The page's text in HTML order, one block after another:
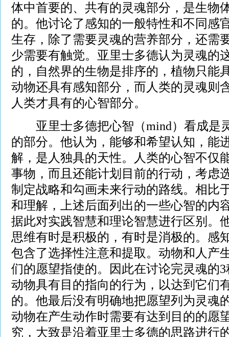
体中首要的、共有的灵魂部分，是生物
的。他讨论了感知的一般特性和不同感
生存，除了需要灵魂的营养部分，还需
少需要有触觉。亚里士多德认为灵魂的
的，自然界的生物是排序的，植物只能
动物还具有感知部分，而人类的灵魂则
人类才具有的心智部分。
亚里士多德把心智（mind）看成是
的部分。他认为，能够和希望认知，能
解，是人独具的天性。人类的心智不仅
事物，而且还能计划目前的行动，考虑
制定战略和勾画未来行动的路线。相比
和理解，上述后面列出的一些心智的内
据此对实践智慧和理论智慧进行区别。
思维有时是积极的，有时是消极的。感
包含了选择性注意和提取。动物和人产
们的愿望指使的。因此在讨论完灵魂的
动物具有目的指向的行为，以达到它们
的。他最后没有明确地把愿望列为灵魂
动物在产生动作时需要有达到目的的愿
究，大致是沿着亚里士多德的思路进行